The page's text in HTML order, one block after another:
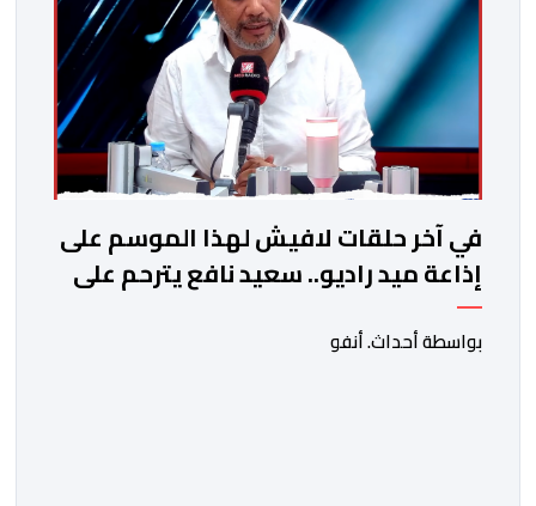
في آخر حلقات لافيش لهذا الموسم على
إذاعة ميد راديو.. سعيد نافع يترحم على
الفقيد الكاتب والصحفي جمال زايد
بواسطة أحداث. أنفو